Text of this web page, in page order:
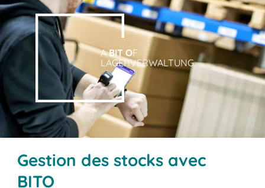
ABIT OF
LAGERVERWALTUNG.
Gestion des stocks avec
BITO